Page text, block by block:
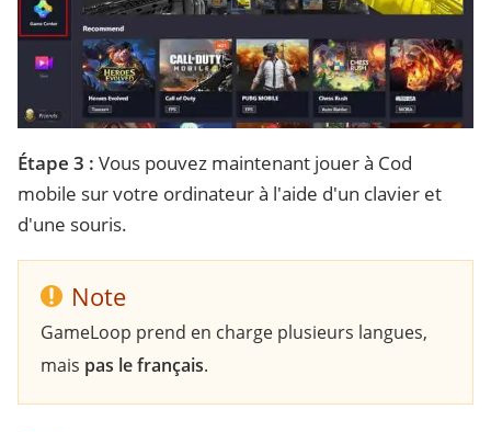
Étape 3 : Vous pouvez maintenant jouer à Cod
mobile sur votre ordinateur à l'aide d'un clavier et
d'une souris.
Note
GameLoop prend en charge plusieurs langues,
mais pas le français.